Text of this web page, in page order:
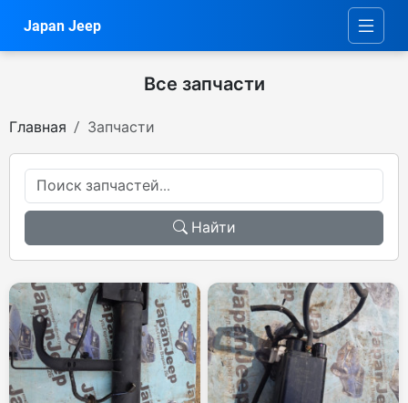
Japan Jeep
Все запчасти
Главная Запчасти
Найти